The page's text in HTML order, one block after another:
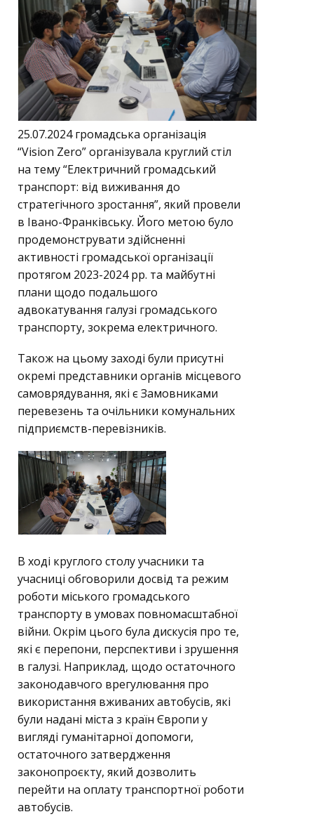
25.07.2024 громадська організація
“Vision Zero” організувала круглий стіл
на тему “Електричний громадський
транспорт: від виживання до
стратегічного зростання”, який провели
в Івано-Франківську. Його метою було
продемонструвати здійсненні
активності громадської організації
протягом 2023-2024 рр. та майбутні
плани щодо подальшого
адвокатування галузі громадського
транспорту, зокрема електричного.
Також на цьому заході були присутні
окремі представники органів місцевого
самоврядування, які є Замовниками
перевезень та очільники комунальних
підприємств-перевізників.
В ході круглого столу учасники та
учасниці обговорили досвід та режим
роботи міського громадського
транспорту в умовах повномасштабної
війни. Окрім цього була дискусія про те,
які є перепони, перспективи і зрушення
в галузі. Наприклад, щодо остаточного
законодавчого врегулювання про
використання вживаних автобусів, які
були надані міста з країн Європи у
вигляді гуманітарної допомоги,
остаточного затвердження
законопроєкту, який дозволить
перейти на оплату транспортної роботи
автобусів.